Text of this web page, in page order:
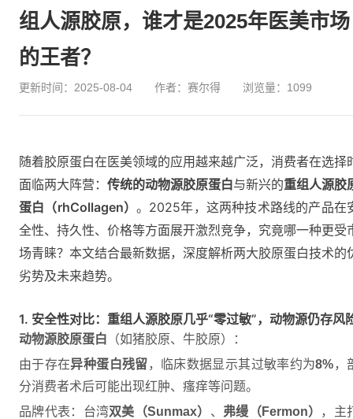
组人源胶原，谁才是2025年医美市场
的王者？
更新时间：2025-08-04 作者：赛尔得 浏览量： 1099
随着胶原蛋白在医美领域的应用越来越广泛，消费者在选择
面临两大阵营： 传统的动物源胶原蛋白与新兴的重组人源胶
蛋白（rhCollagen） 。2025年，这两种技术路线的产品在
全性、持久性、价格等方面展开激烈竞争，究竟哪一种更受
场青睐？本文结合最新数据，深度解析两大胶原蛋白技术的
劣势及未来趋势。
1. 安全性对比：重组人源胶原几乎“零过敏”，动物源仍存风
动物源胶原蛋白
（如猪胶原、牛胶原）：
由于存在异种蛋白残留，临床数据显示其过敏率约为8%，
分消费者术后可能出现红肿、瘙痒等问题。
品牌代表：台湾双美（Sunmax） 、 弗缦（Fermon） ，主